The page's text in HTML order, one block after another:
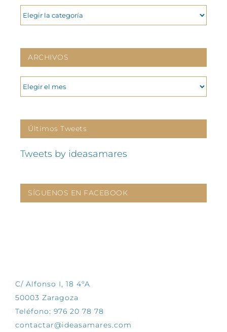
CATEGORIAS
ARCHIVOS
ARCHIVOS
Últimos Tweets
Tweets by ideasamares
SÍGUENOS EN FACEBOOK
C/ Alfonso I, 18 4ºA
50003 Zaragoza
Teléfono: 976 20 78 78
contactar@ideasamares.com